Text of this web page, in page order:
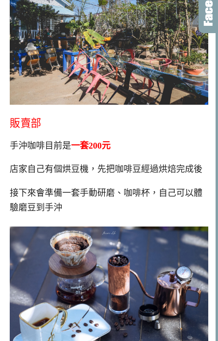
販賣部
手沖咖啡目前是一套200元
店家自己有個烘豆機，先把咖啡豆經過烘焙完成後
接下來會準備一套手動研磨、咖啡杯，自己可以體
驗磨豆到手沖